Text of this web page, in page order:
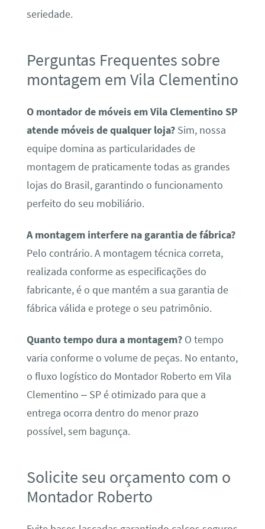
seriedade.
Perguntas Frequentes sobre
montagem em Vila Clementino
O montador de móveis em Vila Clementino SP
atende móveis de qualquer loja?Sim, nossa
equipe domina as particularidades de
montagem de praticamente todas as grandes
lojas do Brasil, garantindo o funcionamento
perfeito do seu mobiliário.
A montagem interfere na garantia de fábrica?
Pelo contrário. A montagem técnica correta,
realizada conforme as especificações do
fabricante, é o que mantém a sua garantia de
fábrica válida e protege o seu patrimônio.
Quanto tempo dura a montagem?O tempo
varia conforme o volume de peças. No entanto,
o fluxo logístico do Montador Roberto em Vila
Clementino – SP é otimizado para que a
entrega ocorra dentro do menor prazo
possível, sem bagunça.
Solicite seu orçamento com o
Montador Roberto